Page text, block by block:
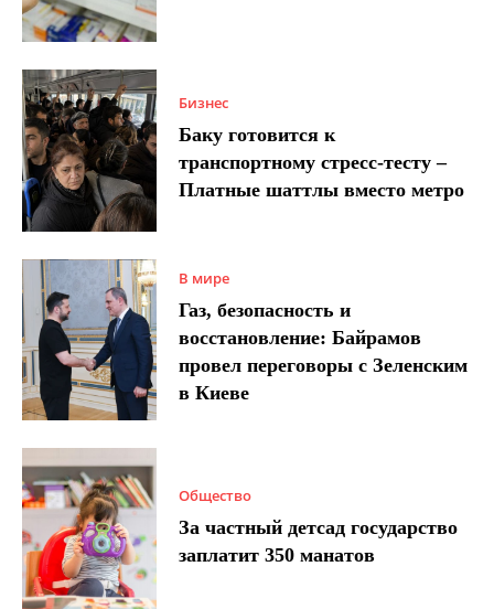
Бизнес
Баку готовится к
транспортному стресс-тесту –
Платные шаттлы вместо метро
В мире
Газ, безопасность и
восстановление: Байрамов
провел переговоры с Зеленским
в Киеве
Общество
За частный детсад государство
заплатит 350 манатов